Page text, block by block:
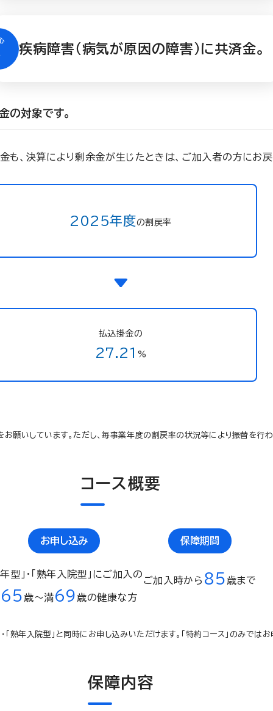
疾病障害（病気が原因の障害）に共済金。
の対象です。
も、決算により剰余金が生じたときは、ご加入者の方にお戻
2025年度の割戻率
払込掛金の
27.21 %
いしています。ただし、毎事業年度の割戻率の状況等により振替を行
コース概要
お申し込み
年型」・「熟年入院型」にご加入の
65 歳〜満69 歳の健康な方
保障期間
ご加入時から 85 歳まで
・「熟年入院型」と同時にお申し込みいただけます。「特約コース」のみでは
保障内容